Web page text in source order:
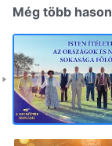
Még több